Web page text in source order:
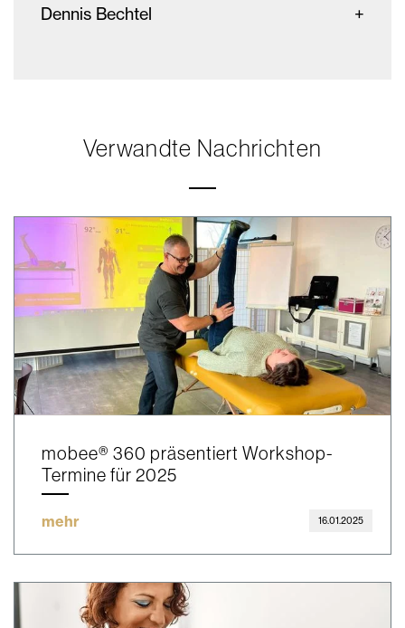
Dennis Bechtel
Verwandte Nachrichten
mobee® 360 präsentiert Workshop-
Termine für 2025
mehr 16.01.2025